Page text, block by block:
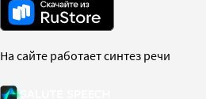
На сайте работает синтез речи